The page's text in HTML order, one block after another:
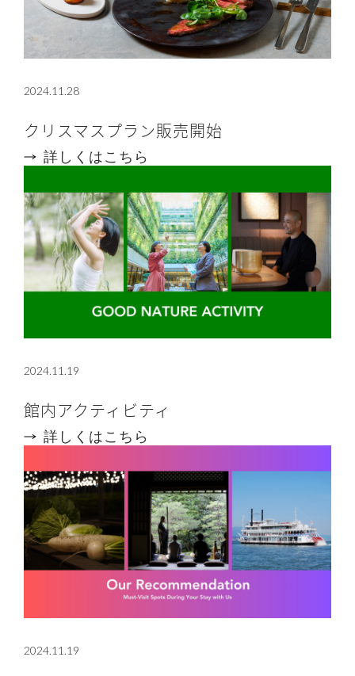
2024.11.28
クリスマスプラン販売開始
詳しくはこちら
2024.11.19
館内アクティビティ
詳しくはこちら
2024.11.19